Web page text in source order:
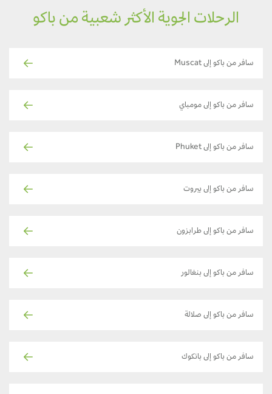
الرحلات الجوية الأكثر شعبية من باكو
سافر من باكو إلى Muscat
سافر من باكو إلى مومباي
سافر من باكو إلى Phuket
سافر من باكو إلى بيروت
سافر من باكو إلى طرابزون
سافر من باكو إلى بنغالور
سافر من باكو إلى صلالة
سافر من باكو إلى بانكوك